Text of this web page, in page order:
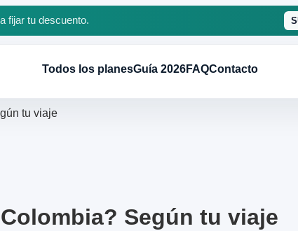
fijar tu descuento.
Todos los planesGuía 2026FAQContacto
tu viaje
Según tu viaje